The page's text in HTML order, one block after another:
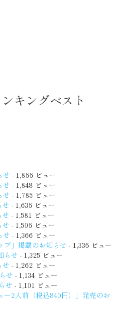
キングベスト
せ - 1,866 ビュー
せ - 1,848 ビュー
せ - 1,785 ビュー
せ - 1,636 ビュー
せ - 1,581 ビュー
せ - 1,506 ビュー
せ - 1,366 ビュー
プ」掲載のお知らせ - 1,336 ビュー
らせ - 1,325 ビュー
せ - 1,262 ビュー
せ - 1,134 ビュー
せ - 1,101 ビュー
ー2人前（税込840円）」発売のお